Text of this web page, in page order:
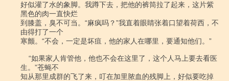
好似灌了水的象脚。我蹲下去，把他的裤筒拉了起来，这片紫
黑色的肉一直快烂
到膝盖，臭不可当。“麻疯吗？”我直着眼睛张着口望着荷西，不
由得打了一个
寒颤。“不会，一定是坏疽，他的家人在哪里，要通知他们。”
生。”苍蝇不
知从那里成群的飞了来，叮在加里脓血的残脚上，好似要吃掉